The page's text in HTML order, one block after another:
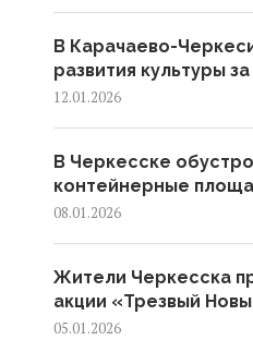
В Карачаево-
развития культуры за
12.01.2026
В Черкесске
контейнерные
08.01.2026
Жители Черкесска
акции «Трезвый
05.01.2026